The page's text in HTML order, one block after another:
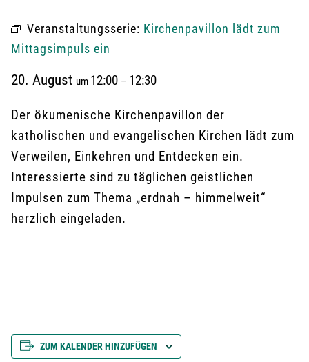
Veranstaltungsserie: Kirchenpavillon lädt zum
Mittagsimpuls ein
20. August um 12:00 – 12:30
Der ökumenische Kirchenpavillon der
katholischen und evangelischen Kirchen lädt zum
Verweilen, Einkehren und Entdecken ein.
Interessierte sind zu täglichen geistlichen
Impulsen zum Thema „erdnah – himmelweit“
herzlich eingeladen.
ZUM KALENDER HINZUFÜGEN